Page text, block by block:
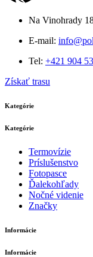
Na Vinohrady
E-mail:
Tel: +421 904
Získať trasu
Kategórie
Kategórie
Termovízie
Príslušenstvo
Fotopasce
Ďalekohľady
Nočné videnie
Značky
Informácie
Informácie